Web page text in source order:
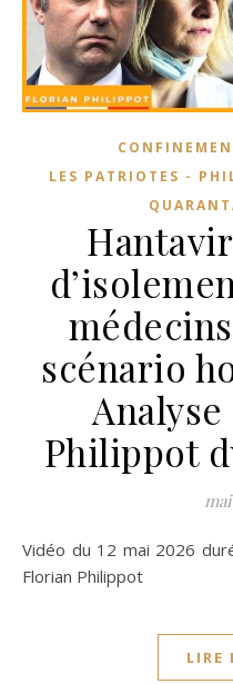
LES PATRIOTES -
scénario
Philippot
Vidéo du 12 mai 2026 durée 17 min : Source vidéo YT de
Florian Philippot
LIRE